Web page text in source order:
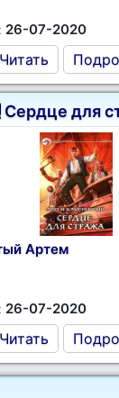
26-07-2020
Читать
Сердце для
Артем
26-07-2020
Читать